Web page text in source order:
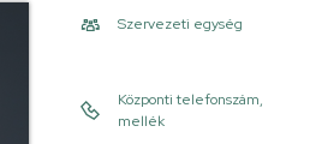
Szervezeti egység
Központi telefonszám,
mellék